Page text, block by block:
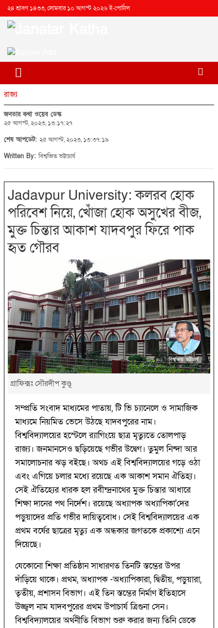
২৪ শ্রাবণ ১৪৩৩, সোমবার ১০ আগস্ট ২০২৬ ই-পোর্টাল
রাজ্য
জনতার কথা ওয়েব ডেস্ক
২৫ আগস্ট, ২০২৩, ১৩:১৭:২৭
শেষ আপডেট: ২৫ আগস্ট, ২০২৩, ১৩:৩৭:১৯
Written By:বিশ্বজিত ভট্টাচার্য
Jadavpur University: কলরব হোক
পরিবেশ নিয়ে, খোঁজা হোক অসুখের বীজ,
মুক্ত চিন্তার আকাশ যাদবপুর ফিরে পাক
হৃত গৌরব
গ্রাফিক্সঃ সৌরদীপ কুণ্ডূ
সম্প্রতি সংবাদ মাধ্যমের পাতায়, টি ভি চ্যানেলে ও সামাজিক
মাধ্যমে নিয়মিত ভেসে উঠছে যাদবপুরের নাম।
বিশ্ববিদ্যালয়ের হস্টেলে র‌্যাগিংয়ে ছাত্র মৃত্যুতে তোলপাড়
রাজ্য। জনমানসেও ছড়িয়েছে গভীর উদ্বেগ। তুমুল নিন্দা আর
সমালোচনার ঝড় বইছে। অথচ এই বিশ্ববিদ্যালয়ের গড়ে ওঠা
এবং এগিয়ে চলার মধ্যে রয়েছে এক আকাশ সমান ঐতিহ্য।
সেই ঐতিহ্যের ধারক হল রবীন্দ্রনাথের মুক্ত চিন্তার আধারে
শিক্ষা দানের পথ নির্দেশ। রয়েছে অধ্যাপক অধ্যাপিকা'দের
পড়ুয়াদের প্রতি গভীর দায়িত্ববোধ। সেই বিশ্ববিদ্যালয়ের এক
প্রথম বর্ষের ছাত্রের মৃত্যু এক অন্ধকার জগতকে প্রকাশ্যে এনে
দিয়েছে।
যেকোনো শিক্ষা প্রতিষ্ঠান সাধারণত তিনটি স্তম্ভের উপর
দাঁড়িয়ে থাকে। প্রথম, অধ্যাপক -অধ্যাপিকারা, দ্বিতীয়, পড়ুয়ারা,
তৃতীয়, প্রশাসন বিভাগ। এই তিন স্তম্ভের নির্মাণ ইতিহাসে
উজ্জ্বল নাম যাদবপুরের প্রথম উপাচার্য ত্রিগুনা সেন।
বিশ্ববিদ্যালয়ের অর্থনীতি বিভাগ শুরু করার জন্য তিনি ডেকে